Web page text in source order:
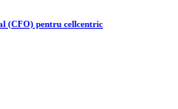
(CFO) pentru cellcentric